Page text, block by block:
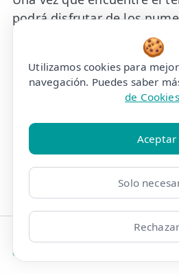
Clínicas
podrá disfrutar de los
del masaje terapéutico de
🍪
Utilizamos cookies para
navegación. Puedes saber
de Cookies
Aceptar
Solo
Rechazar